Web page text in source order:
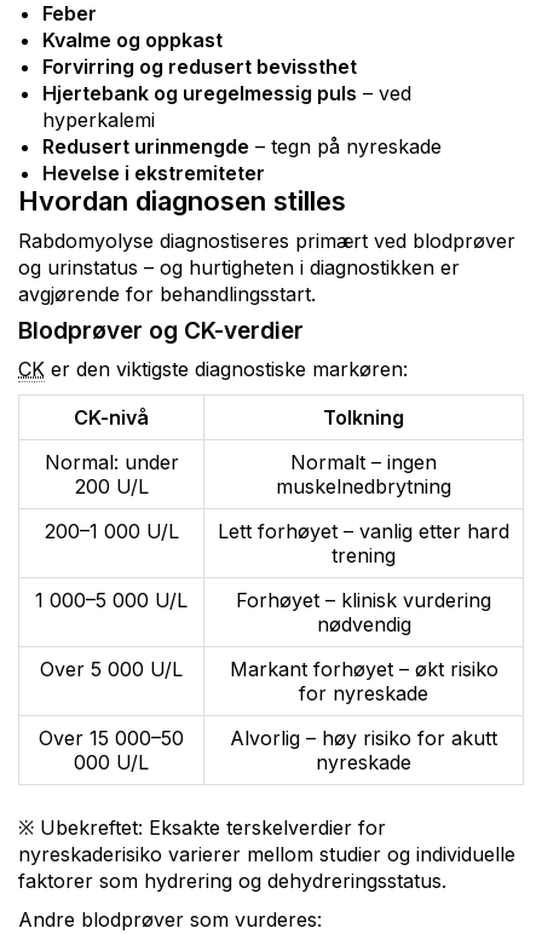
Feber
Kvalme og oppkast
Forvirring og redusert bevissthet
Hjertebank og uregelmessig puls – ved
hyperkalemi
Redusert urinmengde – tegn på nyreskade
Hevelse i ekstremiteter
Hvordan diagnosen stilles
Rabdomyolyse diagnostiseres primært ved blodprøver
og urinstatus – og hurtigheten i diagnostikken er
avgjørende for behandlingsstart.
Blodprøver og CK-verdier
CK er den viktigste diagnostiske markøren:
CK-nivå
Tolkning
Normal: under
200 U/L
Normalt – ingen
muskelnedbrytning
200–1 000 U/L
Lett forhøyet – vanlig etter hard
trening
1 000–5 000 U/L
Forhøyet – klinisk vurdering
nødvendig
Over 5 000 U/L
Markant forhøyet – økt risiko
for nyreskade
Over 15 000–50
000 U/L
Alvorlig – høy risiko for akutt
nyreskade
※ Ubekreftet: Eksakte terskelverdier for
nyreskaderisiko varierer mellom studier og individuelle
faktorer som hydrering og dehydreringsstatus.
Andre blodprøver som vurderes: